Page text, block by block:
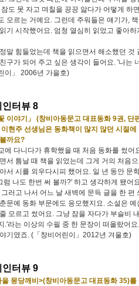
잠도 못 자고 며칠을 끙끙 앓다가 어떻게 하
모르는 거예요. 그런데 주워들은 얘기가,
기 시작했어요. 엄청 열심히 읽었고 좋아
말 힘들었는데 책을 읽으면서 해소했던
구가 되어 주고 싶은 생각이 들어요. '나는
이」 2006년 가을호)
인터뷰 8
꽃 이야기」 (창비아동문고 대표동화 9권,
이현주 선생님은 동화책이 많지 않던 시절
까요?
에 다니다가 휴학했을 때 처음 동화를 썼어
서 틈날 때 책을 읽었는데 그게 거의 처음
서 시를 외우다시피 했어요. 일 년 동안 문
럼 나도 한번 써 볼까?' 하고 생각하게 됐어
러고 나서 어느 날 새벽에 문득 글을 한
문예 동화 부문에도 응모했지요. 소설은
모르고 썼어요. 그냥 잠을 자다가 부슬비
.'라는 이상의 수필 중 한 문장이 떠올랐어
기였죠. (「창비어린이」2012년 겨울호)
인터뷰 9
몽당깨비>(창비아동문고 대표동화 35)를